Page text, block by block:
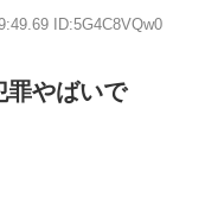
ID:5G4C8VQw0
罪やばいで